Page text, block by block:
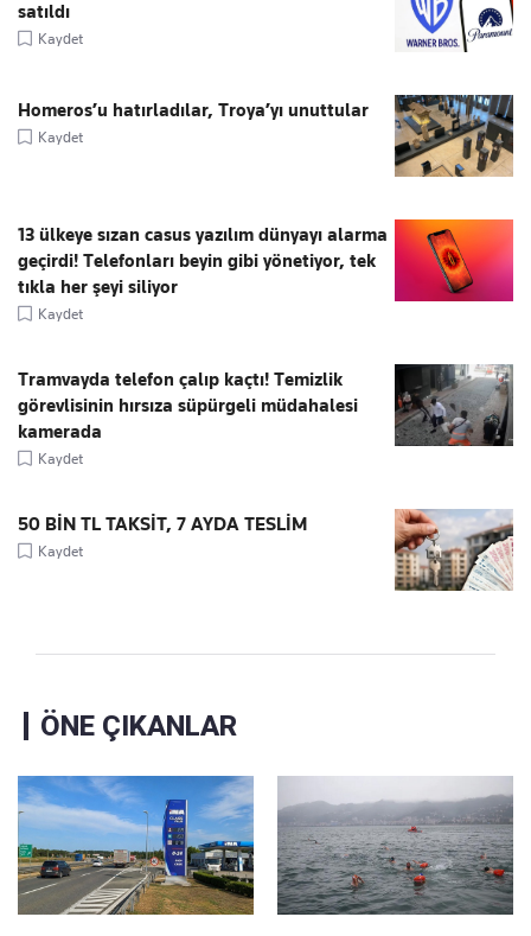
satıldı
Kaydet
Homeros’u hatırladılar, Troya’yı unuttular
Kaydet
13 ülkeye sızan casus yazılım dünyayı alarma
geçirdi! Telefonları beyin gibi yönetiyor, tek
tıkla her şeyi siliyor
Kaydet
Tramvayda telefon çalıp kaçtı! Temizlik
görevlisinin hırsıza süpürgeli müdahalesi
kamerada
Kaydet
50 BİN TL TAKSİT, 7 AYDA TESLİM
Kaydet
ÖNE ÇIKANLAR